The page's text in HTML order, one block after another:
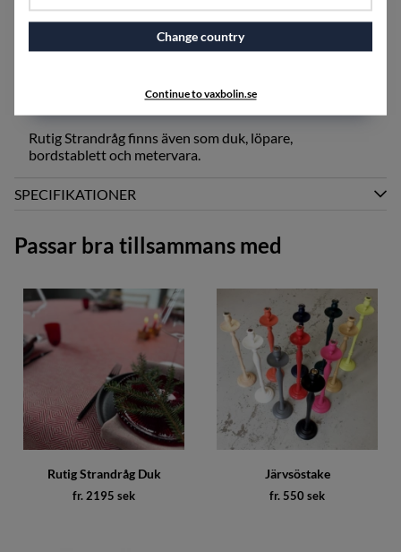
dragkedja i botten för att komma åt innerkudden.
Innerkudde ingår EJ i priset, utan köpes till separat om
så önskas.
Kuddar i mönstret Rutig Strandråg finns i
storlekarna 50x50cm och 40x70cm.
Rutig Strandråg finns även som duk, löpare,
bordstablett och metervara.
SPECIFIKATIONER
Passar bra tillsammans med
Rutig Strandråg Duk
fr. 2195 sek
Järvsöstake
fr. 550 sek
Change country
Continue to vaxbolin.se